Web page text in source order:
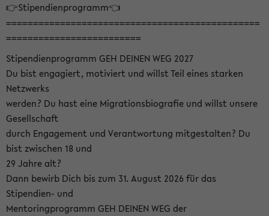
👉Stipendienprogramm👈
===============================================
=========================
Stipendienprogramm GEH DEINEN WEG 2027
Du bist engagiert, motiviert und willst Teil eines starken
Netzwerks
werden? Du hast eine Migrationsbiografie und willst unsere
Gesellschaft
durch Engagement und Verantwortung mitgestalten? Du
bist zwischen 18 und
29 Jahre alt?
Dann bewirb Dich bis zum 31. August 2026 für das
Stipendien- und
Mentoringprogramm GEH DEINEN WEG der